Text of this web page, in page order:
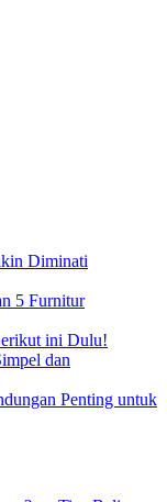
Diminati
5 Furnitur
ini Dulu!
dan
Penting untuk